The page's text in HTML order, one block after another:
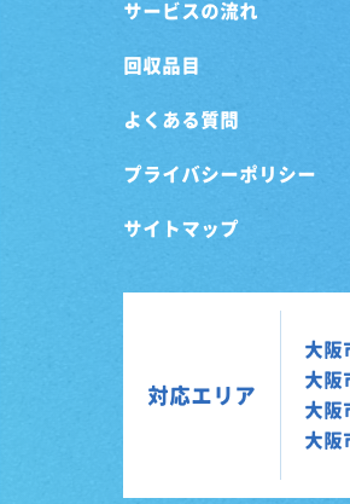
サービスの流れ
回収品目
よくある質問
プライバシーポリシー
サイトマップ
対応エリア
大阪
大阪
大阪
大阪